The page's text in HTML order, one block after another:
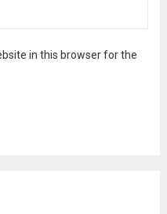
in this browser for the